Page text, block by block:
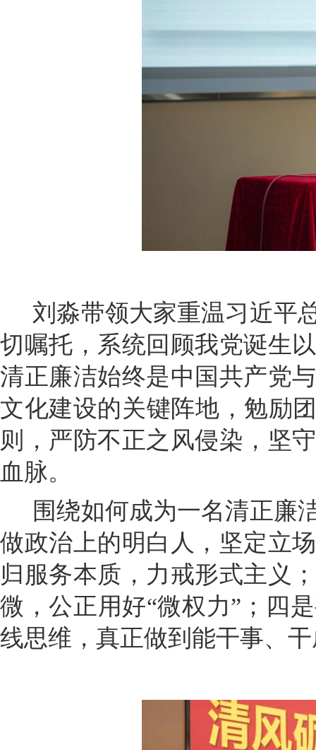
刘淼带领大家重温习近平
切嘱托，系统回顾我党诞生
清正廉洁始终是中国共产党
文化建设的关键阵地，勉励
则，严防不正之风侵染，坚
血脉。
围绕如何成为一名清正廉
做政治上的明白人，坚定立
归服务本质，力戒形式主义
微，公正用好“微权力”；四
线思维，真正做到能干事、